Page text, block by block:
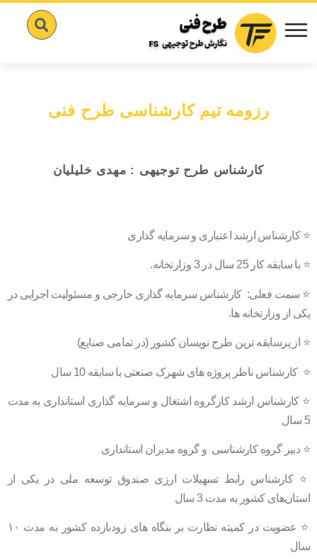
رزومه تیم کارشناسی طرح فنی
کارشناس طرح توجیهی : مهدی خلیلیان
⭐️ کارشناس ارشد اعتباری و سرمایه‌ گذاری
⭐️ با سابقه کار 25 سال در 3 وزارتخانه.
⭐️ سمت فعلی: کارشناس سرمایه گذاری خارجی و مسئولیت اجرایی در
یکی از وزارتخانه ها.
⭐️ از پرسابقه ترین طرح نویسان کشور (در تمامی صنایع)
⭐️ کارشناس ناظر پروژه های شهرک صنعتی با سابقه 10 سال
⭐️ کارشناس ارشد کارگروه اشتغال و سرمایه گذاری استانداری به مدت
5 سال
⭐️ دبیر گروه کارشناسی و گروه مدیران استانداری
⭐️ کارشناس رابط تسهیلات ارزی صندوق توسعه ملی در یکی از
استان‌های کشور به مدت 3 سال
⭐️ عضویت در کمیته نظارت بر بنگاه های زودبازده کشور به مدت ۱۰
سال